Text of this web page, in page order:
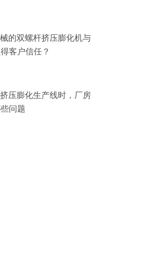
的双螺杆挤压膨化机与
客户信任？
压膨化生产线时，厂房
问题